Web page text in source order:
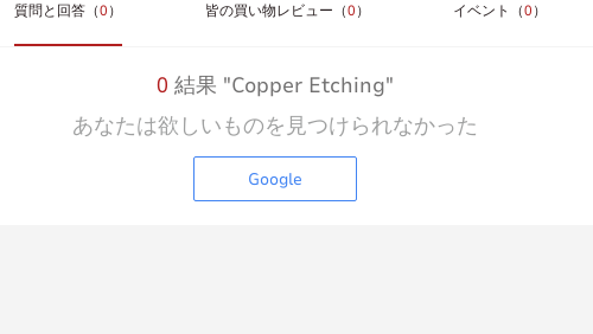
質問と回答（0） 皆の買い物レビュー（0） イベント（0）
0 結果 "Copper Etching"
あなたは欲しいものを見つけられなかった
Google